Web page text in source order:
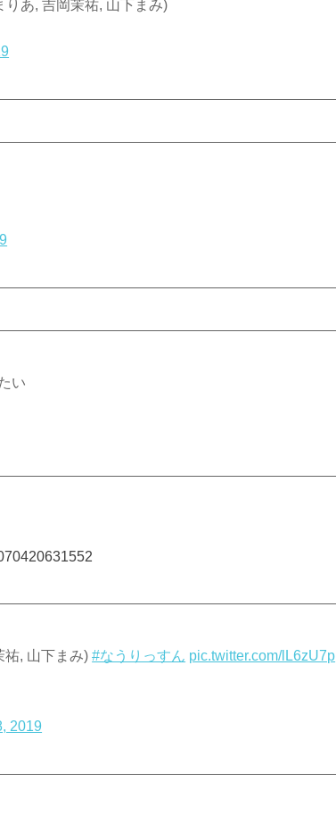
あ, 吉岡茉祐, 山下まみ)
い
祐, 山下まみ)#なうりっすん pic.twitter.com/lL6zU7p
2019